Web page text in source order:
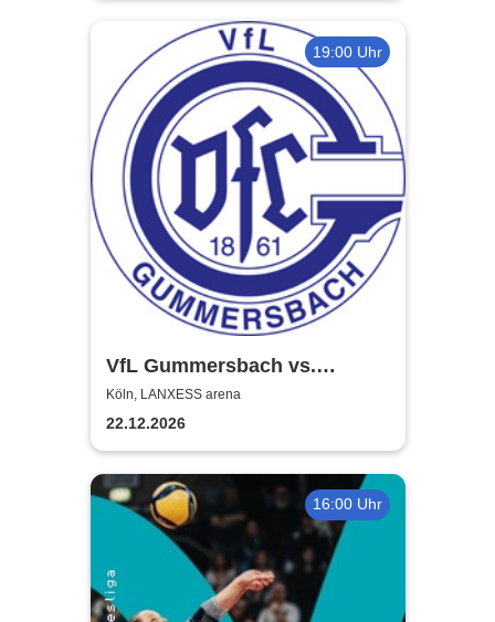
19:00 Uhr
VfL Gummersbach vs.
Füchse Berlin
Köln, LANXESS arena
22.12.2026
16:00 Uhr